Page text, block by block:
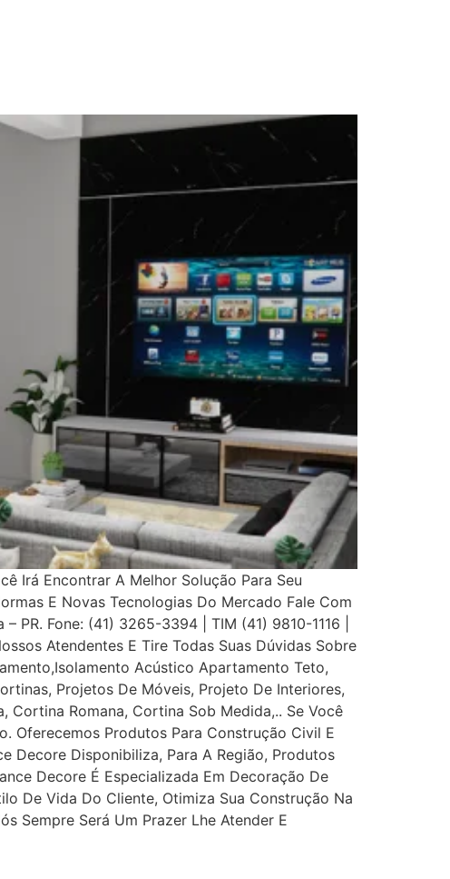
Irá Encontrar A Melhor Solução Para Seu
E Novas Tecnologias Do Mercado Fale Com
PR. Fone: (41) 3265-3394 | TIM (41) 9810-1116 |
Atendentes E Tire Todas Suas Dúvidas Sobre
Acústico Apartamento Teto,
Projetos De Móveis, Projeto De Interiores,
Cortina Romana, Cortina Sob Medida,.. Se Você
Oferecemos Produtos Para Construção Civil E
Decore Disponibiliza, Para A Região, Produtos
Decore É Especializada Em Decoração De
De Vida Do Cliente, Otimiza Sua Construção Na
Sempre Será Um Prazer Lhe Atender E